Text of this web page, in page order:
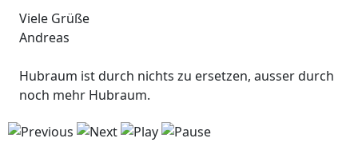
Viele Grüße
Andreas
Hubraum ist durch nichts zu ersetzen, ausser durch
noch mehr Hubraum.